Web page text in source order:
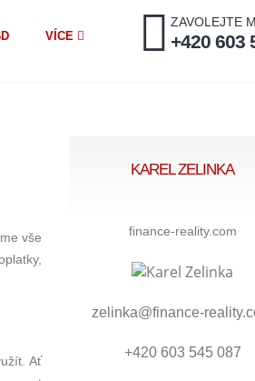
ZAVOLEJTE
+420 603
VÍCE
vše
Ať
KAREL ZELINKA
finance-reality.com
zelinka@finance-
+420 603 545 087